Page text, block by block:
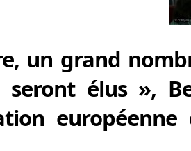
un grand
seront élus »,